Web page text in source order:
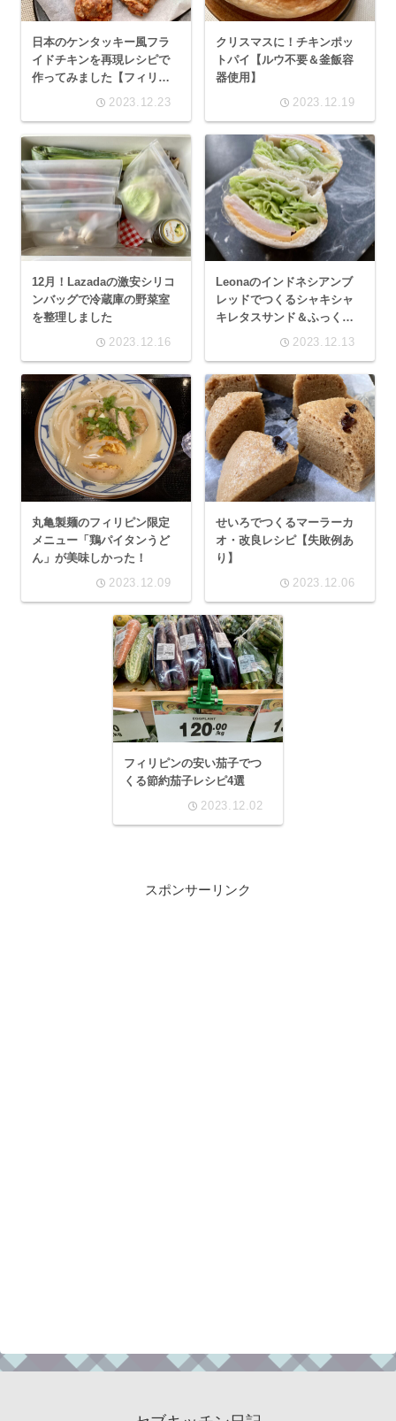
日本のケンタッキー風フラ
イドチキンを再現レシピで
作ってみました【フィリピ
ンKFCより美味しい】
2023.12.23
クリスマスに！チキンポッ
トパイ【ルウ不要＆釜飯容
器使用】
2023.12.19
12月！Lazadaの激安シリコ
ンバッグで冷蔵庫の野菜室
を整理しました
2023.12.16
Leonaのインドネシアンブ
レッドでつくるシャキシャ
キレタスサンド＆ふっくら
2023.12.13
丸亀製麺のフィリピン限定
メニュー「鶏パイタンうど
ん」が美味しかった！
2023.12.09
せいろでつくるマーラーカ
オ・改良レシピ【失敗例あ
り】
2023.12.06
フィリピンの安い茄子でつ
くる節約茄子レシピ4選
2023.12.02
スポンサーリンク